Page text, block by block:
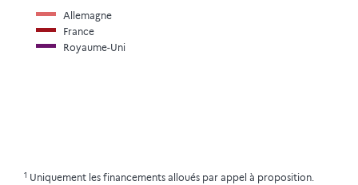
Allemagne
France
Royaume-Uni
1 Uniquement les financements alloués par appel à proposition.